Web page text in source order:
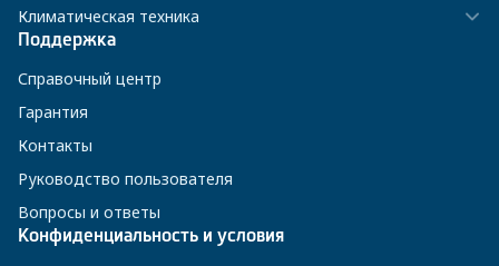
Климатическая техника
Поддержка
Справочный центр
Гарантия
Контакты
Руководство пользователя
Вопросы и ответы
Конфиденциальность и условия